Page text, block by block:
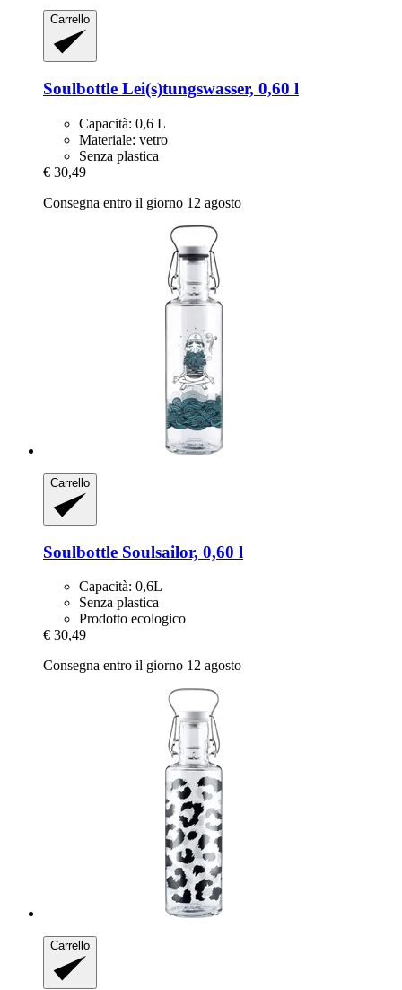
Carrello
Soulbottle Lei(s)tungswasser, 0,60 l
Capacità: 0,6 L
Materiale: vetro
Senza plastica
€ 30,49
Consegna entro il giorno 12 agosto
Carrello
Soulbottle Soulsailor, 0,60 l
Capacità: 0,6L
Senza plastica
Prodotto ecologico
€ 30,49
Consegna entro il giorno 12 agosto
Carrello